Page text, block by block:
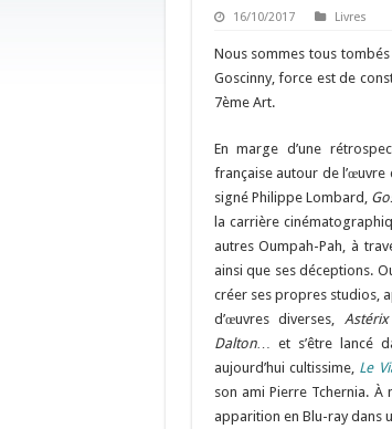
16/10/2017 Livres
Nous sommes tous
Goscinny, force est de
7ème Art.
En marge d’une
française autour de
signé Philippe Lombard,
la carrière
autres Oumpah-Pah, à
ainsi que ses déceptions.
créer ses propres studios,
d’œuvres diverses,
Dalton… et s’être lancé
aujourd’hui cultissime, Le
son ami Pierre Tchernia.
apparition en Blu-ray dans